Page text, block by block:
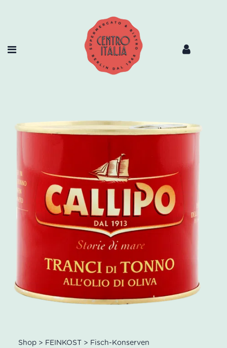
Shop> FEINKOST> Fisch-Konserven